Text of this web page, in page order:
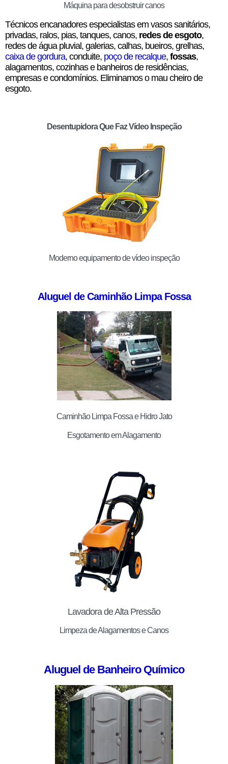
Máquina para desobstruir canos
Técnicos encanadores especialistas em vasos sanitários,
privadas, ralos, pias, tanques, canos, redes de esgoto,
redes de água pluvial, galerias, calhas, bueiros, grelhas,
caixa de gordura, conduite, poço de recalque, fossas,
alagamentos, cozinhas e banheiros de residências,
empresas e condomínios. Eliminamos o mau cheiro de
esgoto.
Desentupidora Que Faz Vídeo Inspeção
Moderno equipamento de vídeo inspeção
Aluguel de Caminhão Limpa Fossa
Caminhão Limpa Fossa e Hidro Jato
Esgotamento em Alagamento
Lavadora de Alta Pressão
Limpeza de Alagamentos e Canos
Aluguel de Banheiro Químico